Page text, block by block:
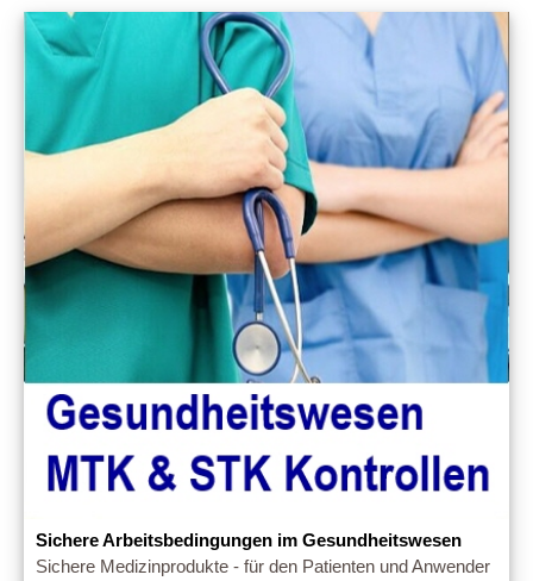
Sichere Arbeitsbedingungen im Gesundheitswesen
Sichere Medizinprodukte - für den Patienten und Anwender